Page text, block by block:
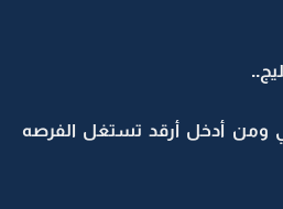
أدخل أرقد تستغل الفرصه